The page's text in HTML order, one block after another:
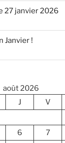
27 janvier 2026
Janvier !
août 2026
J V
6 7